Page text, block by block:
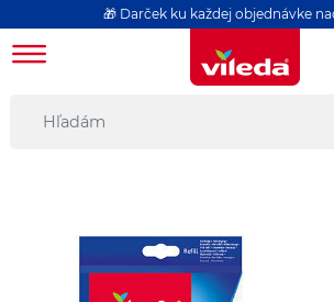
🎁 Darček ku každej objednávke nad